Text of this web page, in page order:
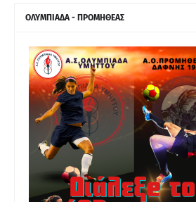
ΟΛΥΜΠΙΑΔΑ - ΠΡΟΜΗΘΕΑΣ